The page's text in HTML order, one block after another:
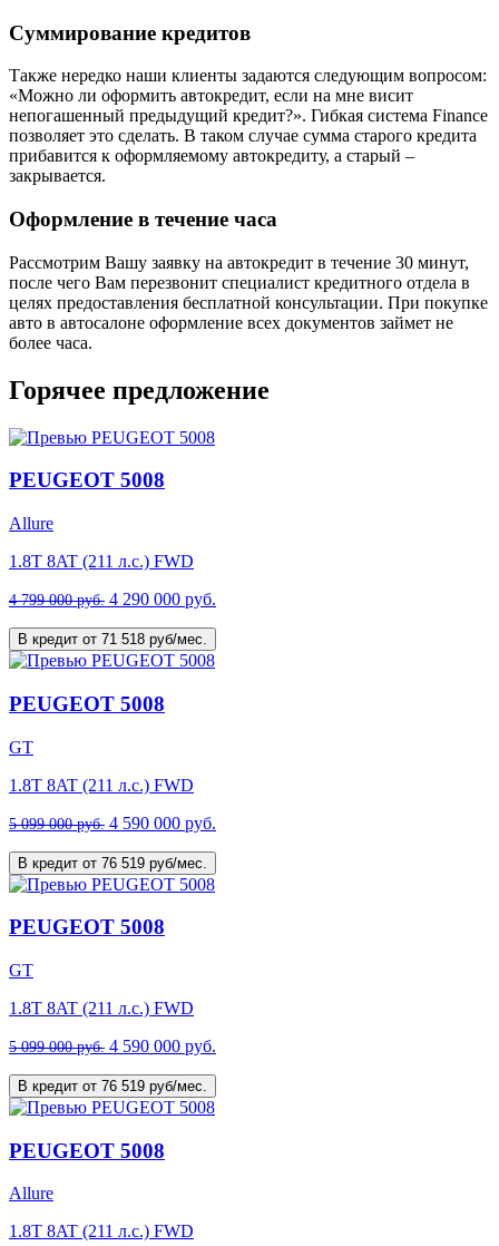
Суммирование кредитов
Также нередко наши клиенты задаются следующим вопросом:
«Можно ли оформить автокредит, если на мне висит
непогашенный предыдущий кредит?». Гибкая система Finance
позволяет это сделать. В таком случае сумма старого кредита
прибавится к оформляемому автокредиту, а старый –
закрывается.
Оформление в течение часа
Рассмотрим Вашу заявку на автокредит в течение 30 минут,
после чего Вам перезвонит специалист кредитного отдела в
целях предоставления бесплатной консультации. При покупке
авто в автосалоне оформление всех документов займет не
более часа.
Горячее предложение
PEUGEOT 5008
Allure
1.8T 8AT (211 л.с.) FWD
4 799 000 руб. 4 290 000 руб.
В кредит от 71 518 руб/мес.
PEUGEOT 5008
GT
1.8T 8AT (211 л.с.) FWD
5 099 000 руб. 4 590 000 руб.
В кредит от 76 519 руб/мес.
PEUGEOT 5008
GT
1.8T 8AT (211 л.с.) FWD
5 099 000 руб. 4 590 000 руб.
В кредит от 76 519 руб/мес.
PEUGEOT 5008
Allure
1.8T 8AT (211 л.с.) FWD